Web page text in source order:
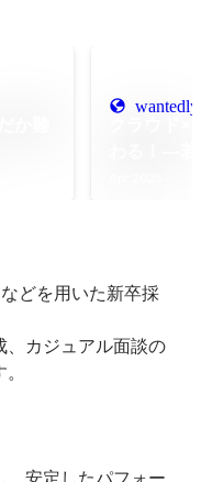
どを用いた新卒採
、カジュアル面談の
、安定したパフォー